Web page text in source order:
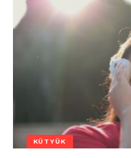
KÜTYÜK